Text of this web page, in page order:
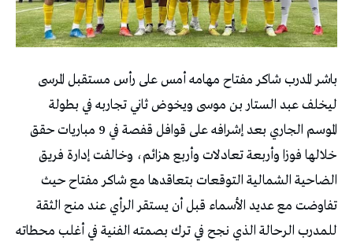
باشر المدرب شاكر مفتاح مهامه أمس على رأس مستقبل المرسى
ليخلف عبد الستار بن موسى ويخوض ثاني تجاربه في بطولة
الموسم الجاري بعد إشرافه على قوافل قفصة في 9 مباريات حقق
خلالها فوزا وأربعة تعادلات وأربع هزائم، وخالفت إدارة فريق
الضاحية الشمالية التوقعات بتعاقدها مع شاكر مفتاح حيث
تفاوضت مع عديد الأسماء قبل أن يستقر الرأي عند منح الثقة
للمدرب الرحالة الذي نجح في ترك بصمته الفنية في أغلب محطاته